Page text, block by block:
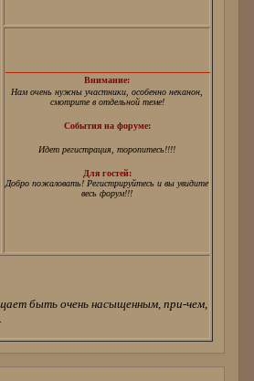
Внимание:
Нам очень нужны участники, особенно неканон,
смотрите в отдельной теме!
События на форуме:
Идет регистрация, торопитесь!!!!
Для гостей:
Добро пожаловать! Регистрируйтесь и вы увидите
весь форум!!!
быть очень насыщенным, при-чем,